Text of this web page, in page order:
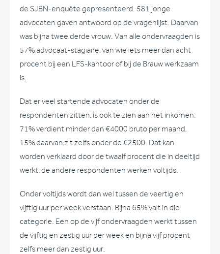
de SJBN-enquête gepresenteerd. 581 jonge
advocaten gaven antwoord op de vragenlijst. Daarvan
was bijna twee derde vrouw. Van alle ondervraagden is
57% advocaat-stagiaire, van wie iets meer dan acht
procent bij een LFS-kantoor of bij de Brauw werkzaam
is.
Dat er veel startende advocaten onder de
respondenten zitten, is ook te zien aan het inkomen:
71% verdient minder dan €4000 bruto per maand,
15% daarvan zit zelfs onder de €2500. Dat kan
worden verklaard door de twaalf procent die in deeltijd
werkt, de andere respondenten werken voltijds.
Onder voltijds wordt dan wel tussen de veertig en
vijftig uur per week verstaan. Bijna 65% valt in die
categorie. Een op de vijf ondervraagden werkt tussen
de vijftig en zestig uur per week en bijna vijf procent
zelfs meer dan zestig uur.